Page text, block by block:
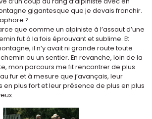
gigantesque que je devais franchir.
?
que comme un alpiniste à l’assaut d’une
fut à la fois éprouvant et sublime. Et
il n’y avait ni grande route toute
ou un sentier. En revanche, loin de la
mon parcours me fit rencontrer de plus
fur et à mesure que j’avançais, leur
en plus fort et leur présence de plus en plus